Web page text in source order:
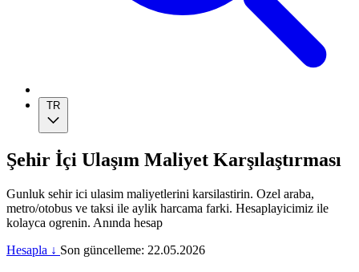
TR
Şehir İçi Ulaşım Maliyet Karşılaştırması
Gunluk sehir ici ulasim maliyetlerini karsilastirin. Ozel araba,
metro/otobus ve taksi ile aylik harcama farki. Hesaplayicimiz ile
kolayca ogrenin. Anında hesap
Hesapla ↓ Son güncelleme: 22.05.2026